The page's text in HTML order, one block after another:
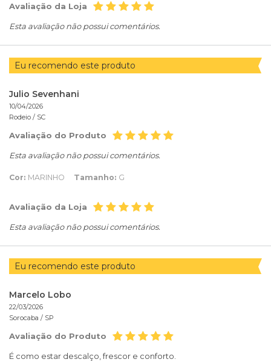
Avaliação da Loja
Esta avaliação não possui comentários.
Eu recomendo este produto
Julio Sevenhani
10/04/2026
Rodeio / SC
Avaliação do Produto
Esta avaliação não possui comentários.
Cor: MARINHO Tamanho: G
Avaliação da Loja
Esta avaliação não possui comentários.
Eu recomendo este produto
Marcelo Lobo
22/03/2026
Sorocaba / SP
Avaliação do Produto
É como estar descalço, frescor e conforto.